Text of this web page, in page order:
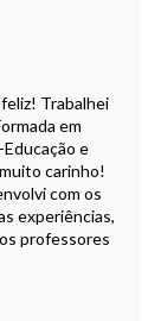
Trabalhei
em
e
carinho!
com os
experiências,
professores